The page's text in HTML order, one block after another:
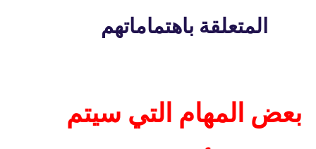
المتعلقة باهتماماتهم
بعض المهام التي سيتم